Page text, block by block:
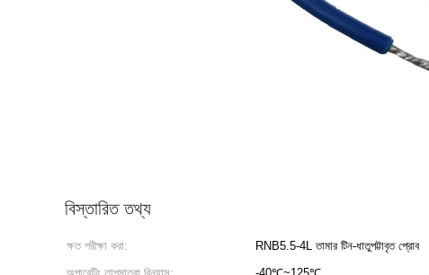
বিস্তারিত তথ্য
ক্ষত পরীক্ষা করা: RNB5.5-4L তামার টিন-ধাতুপট্টাবৃত প্রোব